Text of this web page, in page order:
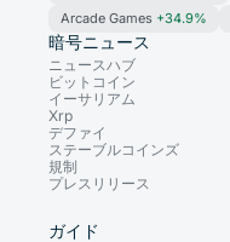
Arcade Games +34.9%
暗号ニュース
ニュースハブ
ビットコイン
イーサリアム
Xrp
デファイ
ステーブルコインズ
規制
プレスリリース
ガイド